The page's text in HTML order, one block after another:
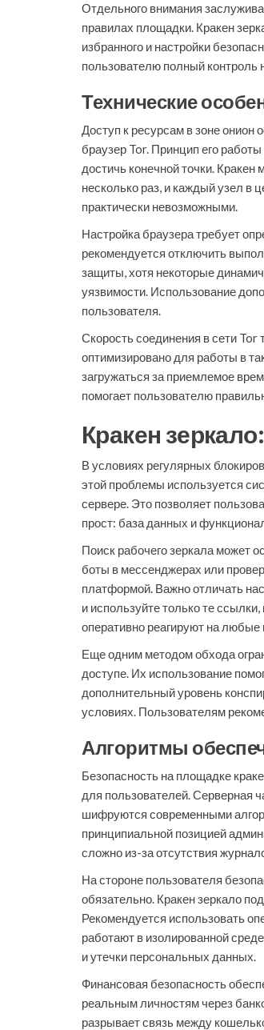
Отдельного внимания
правилах площадки. Кракен
избранного и настройки
пользователю полный контроль
Технические
Доступ к ресурсам в зоне онион
браузер Tor. Принцип его
достичь конечной точки.
несколько раз, и каждый узел в
практически невозможными.
Настройка браузера требует
рекомендуется отключить
защиты, хотя некоторые
уязвимости. Использование
пользователя.
Скорость соединения в сети
оптимизировано для работы в
загружаться за приемлемое
помогает пользователю
Кракен
В условиях регулярных
этой проблемы используется
сервере. Это позволяет
прост: база данных и
Поиск рабочего зеркала может
боты в мессенджерах или
платформой. Важно отличать
и используйте только те
оперативно реагируют на любые
Еще одним методом обхода
доступе. Их использование
дополнительный уровень
условиях. Пользователям
Алгоритмы
Безопасность на площадке
для пользователей. Серверная
шифруются современными
принципиальной позицией
сложно из-за отсутствия
На стороне пользователя
обязательно. Кракен зеркало
Рекомендуется использовать
работают в изолированной
и утечки персональных данных.
Финансовая безопасность
реальным личностям через
разрывает связь между